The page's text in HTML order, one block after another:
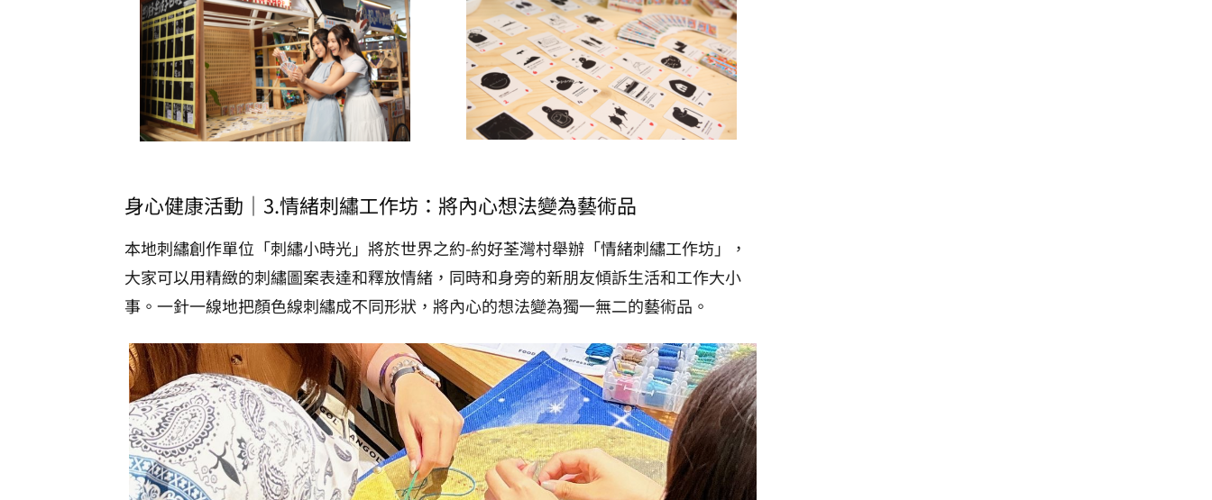
身心健康活動｜3.情緒刺繡工作坊：將內心想法變為藝術品
本地刺繡創作單位「刺繡小時光」將於世界之約-約好荃灣村舉辦「情緒刺繡工作坊」，
大家可以用精緻的刺繡圖案表達和釋放情緒，同時和身旁的新朋友傾訴生活和工作大小
事。一針一線地把顏色線刺繡成不同形狀，將內心的想法變為獨一無二的藝術品。